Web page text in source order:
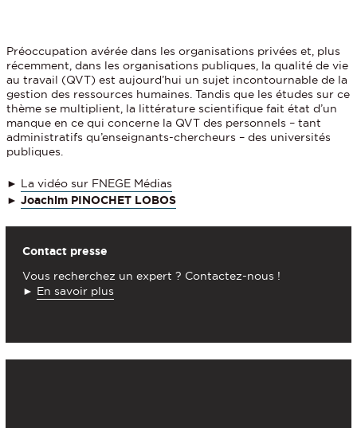
Préoccupation avérée dans les organisations privées et, plus
récemment, dans les organisations publiques, la qualité de vie
au travail (QVT) est aujourd’hui un sujet incontournable de la
gestion des ressources humaines. Tandis que les études sur ce
thème se multiplient, la littérature scientifique fait état d’un
manque en ce qui concerne la QVT des personnels – tant
administratifs qu’enseignants-chercheurs – des universités
publiques.
► La vidéo sur FNEGE Médias
►Joachim PINOCHET LOBOS
Contact presse
Vous recherchez un expert ? Contactez-nous !
► En savoir plus